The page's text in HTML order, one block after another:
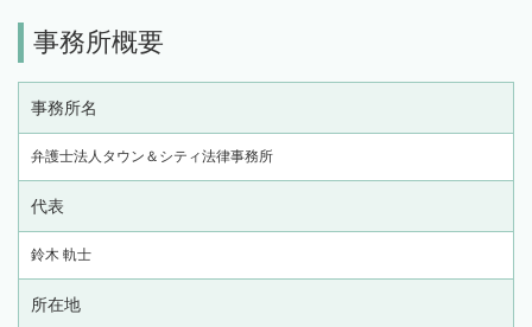
事務所概要
事務所名
弁護士法人タウン＆シティ法律事務所
代表
鈴木 軌士
所在地